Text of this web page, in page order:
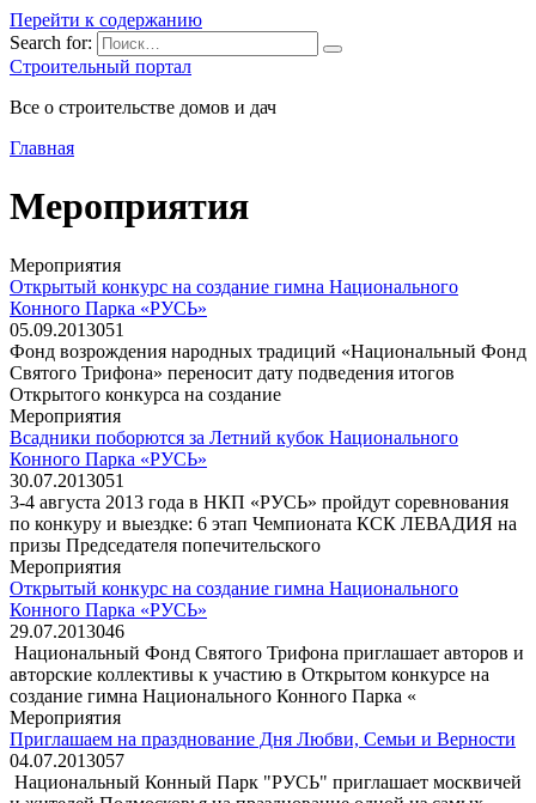
Перейти к содержанию
Search for:
Строительный портал
Все о строительстве домов и дач
Главная
Мероприятия
Мероприятия
Открытый конкурс на создание гимна Национального
Конного Парка «РУСЬ»
05.09.2013051
Фонд возрождения народных традиций «Национальный Фонд
Святого Трифона» переносит дату подведения итогов
Открытого конкурса на создание
Мероприятия
Всадники поборются за Летний кубок Национального
Конного Парка «РУСЬ»
30.07.2013051
3-4 августа 2013 года в НКП «РУСЬ» пройдут соревнования
по конкуру и выездке: 6 этап Чемпионата КСК ЛЕВАДИЯ на
призы Председателя попечительского
Мероприятия
Открытый конкурс на создание гимна Национального
Конного Парка «РУСЬ»
29.07.2013046
Национальный Фонд Святого Трифона приглашает авторов и
авторские коллективы к участию в Открытом конкурсе на
создание гимна Национального Конного Парка «
Мероприятия
Приглашаем на празднование Дня Любви, Семьи и Верности
04.07.2013057
Национальный Конный Парк "РУСЬ" приглашает москвичей